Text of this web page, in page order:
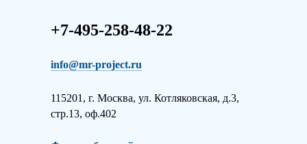
+7-495-258-48-22
info@mr-project.ru
115201, г. Москва, ул. Котляковская, д.3,
стр.13, оф.402